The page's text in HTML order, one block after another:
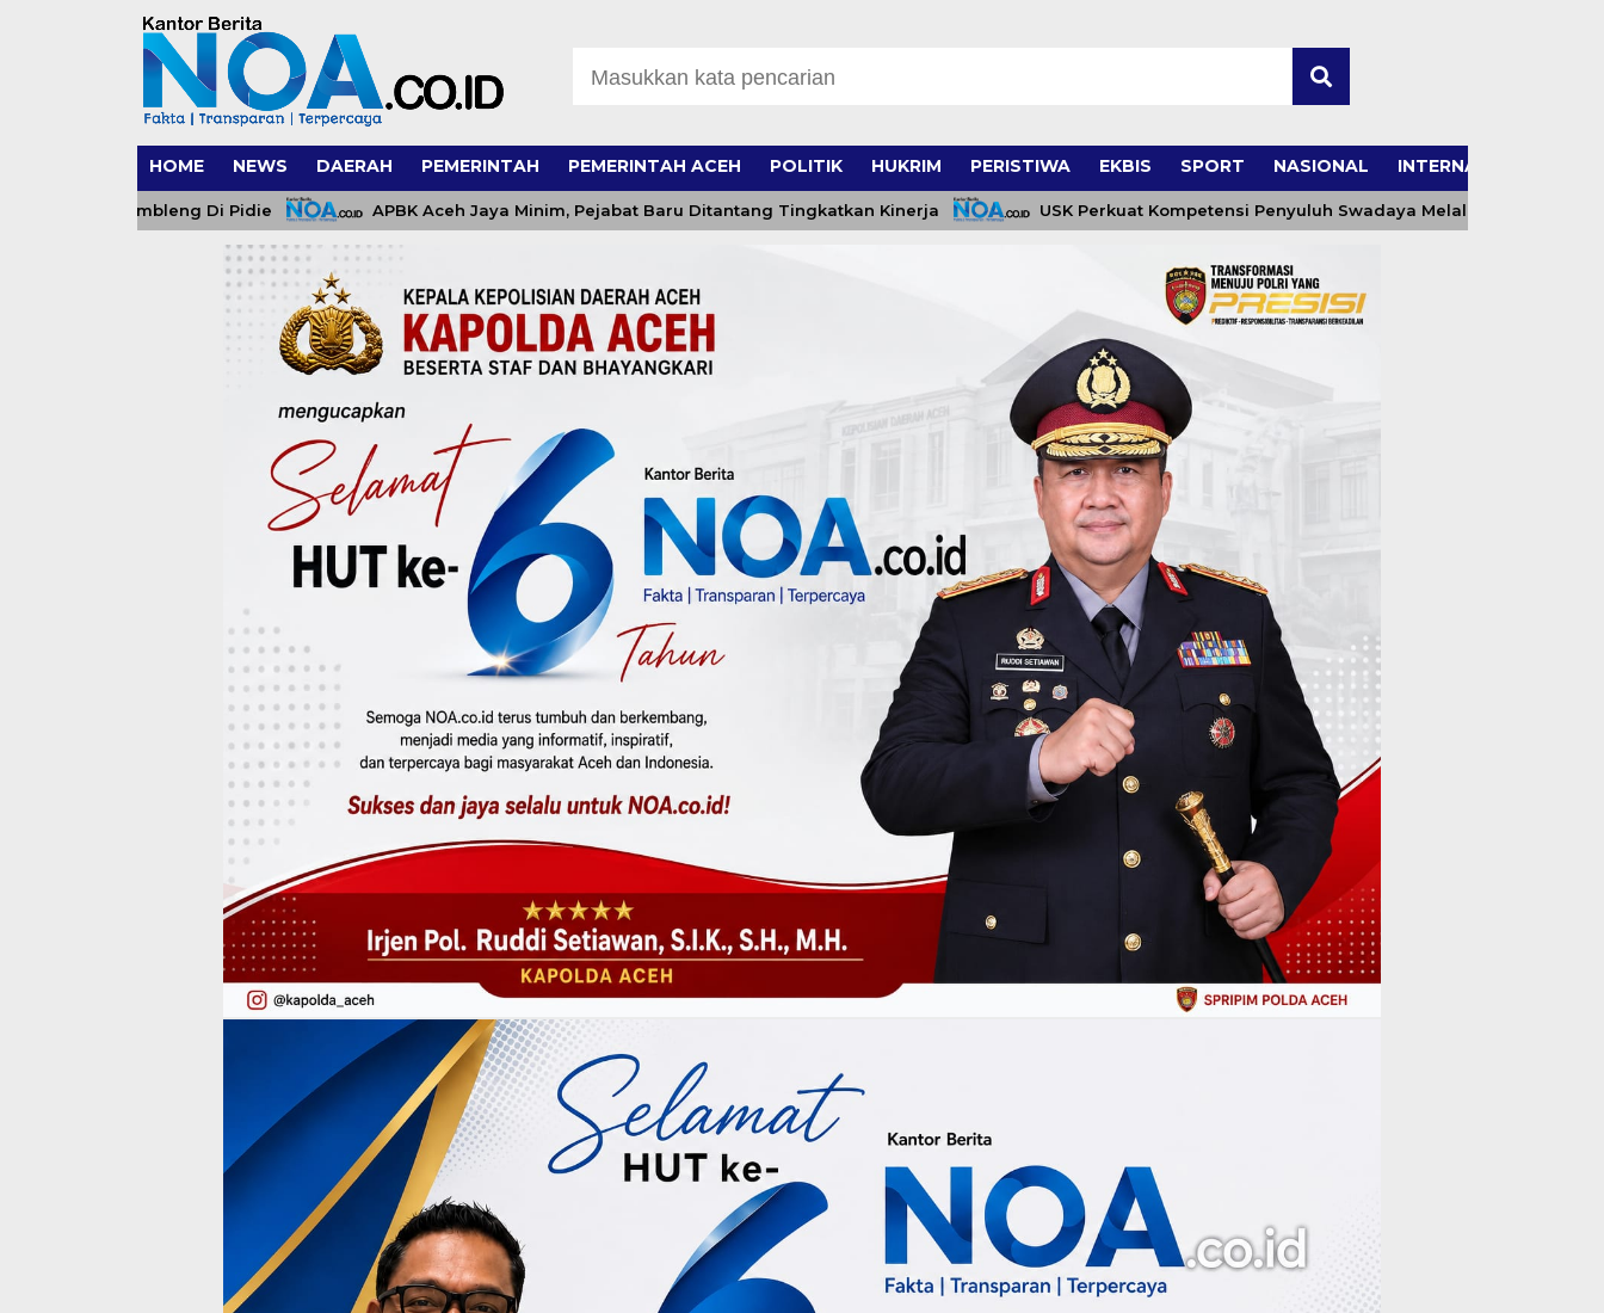
HOME NEWS DAERAH PEMERINTAH PEMERINTAH ACEH POLITIK HUKRIM PERISTIWA EKBIS SPORT NASIONAL INTERNASIONAL
Digembleng Di Pidie APBK Aceh Jaya Minim, Pejabat Baru Ditantang Tingkatkan Kinerja USK Perkuat Kompetensi Penyuluh Swadaya Melalui Pelatihan Uji Tanah